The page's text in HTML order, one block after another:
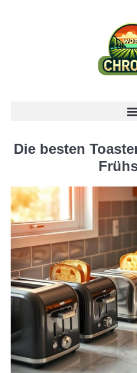
Die besten